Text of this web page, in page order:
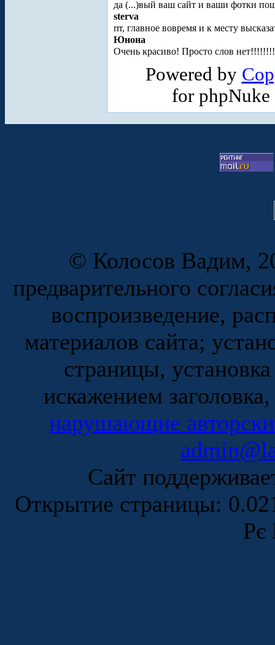
да (...)вый ваш сайт и ваши фотки
sterva
rrr, главное вовремя и к месту
Юнона
Очень красиво! Просто слов
Powered by
for
© Колосов Вадим,
предварительного
воспроизведение,
материалов сайта;
страницы,
искажением
нарушающие
Сайт
Открытие страницы:
Рє